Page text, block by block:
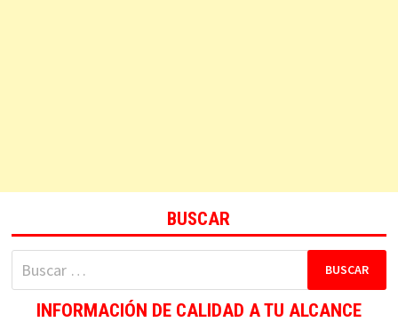
BUSCAR
Buscar:
INFORMACIÓN DE CALIDAD A TU ALCANCE